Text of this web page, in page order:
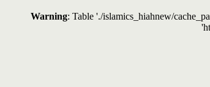
Warning: Table './islamics_hiahnew/